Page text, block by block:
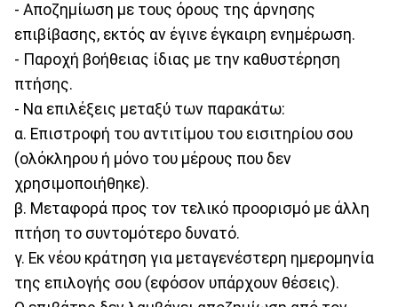
- Αποζημίωση με τους όρους της άρνησης
επιβίβασης, εκτός αν έγινε έγκαιρη ενημέρωση.
- Παροχή βοήθειας ίδιας με την καθυστέρηση
πτήσης.
- Να επιλέξεις μεταξύ των παρακάτω:
α. Επιστροφή του αντιτίμου του εισιτηρίου σου
(ολόκληρου ή μόνο του μέρους που δεν
χρησιμοποιήθηκε).
β. Μεταφορά προς τον τελικό προορισμό με άλλη
πτήση το συντομότερο δυνατό.
γ. Εκ νέου κράτηση για μεταγενέστερη ημερομηνία
της επιλογής σου (εφόσον υπάρχουν θέσεις).